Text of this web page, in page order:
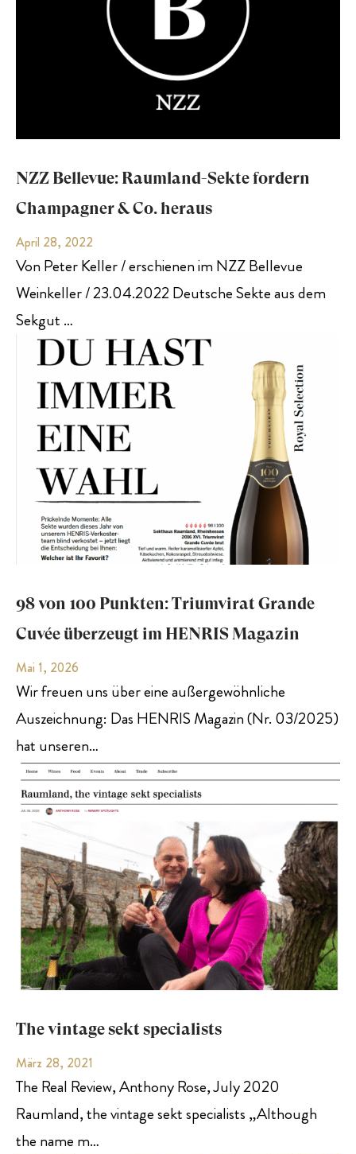
NZZ Bellevue: Raumland-Sekte fordern
Champagner & Co. heraus
April 28, 2022
Von Peter Keller / erschienen im NZZ Bellevue
Weinkeller / 23.04.2022 Deutsche Sekte aus dem
Sekgut …
98 von 100 Punkten: Triumvirat Grande
Cuvée überzeugt im HENRIS Magazin
Mai 1, 2026
Wir freuen uns über eine außergewöhnliche
Auszeichnung: Das HENRIS Magazin (Nr. 03/2025)
hat unseren…
The vintage sekt specialists
März 28, 2021
The Real Review, Anthony Rose, July 2020
Raumland, the vintage sekt specialists „Although
the name m…